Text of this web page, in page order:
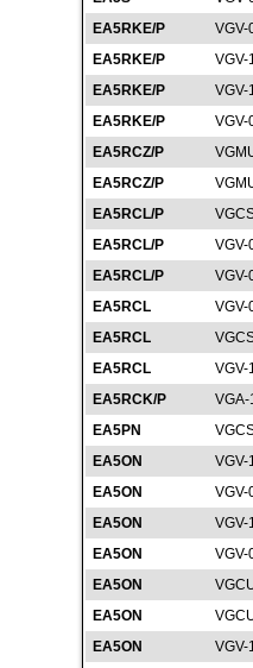
EA5RKE/P
VGV-
EA5RKE/P
VGV-
EA5RKE/P
VGV-
EA5RKE/P
VGV-
EA5RCZ/P
EA5RCZ/P
EA5RCL/P
EA5RCL/P
VGV-
EA5RCL/P
VGV-
EA5RCL
VGV-
EA5RCL
EA5RCL
VGV-
EA5RCK/P
VGA-
EA5PN
EA5ON
VGV-
EA5ON
VGV-
EA5ON
VGV-
EA5ON
VGV-
EA5ON
EA5ON
EA5ON
VGV-